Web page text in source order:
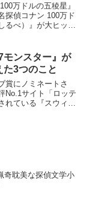
万ドルの五稜星』
探偵コナン 100万ド
るべ）』が大ヒット
の138.8億円の興行収
モンスター』が
た3つのこと
賞にノミネートさ
No.1サイト「ロッテ
れている『スウィー
奇耽美な探偵文学小